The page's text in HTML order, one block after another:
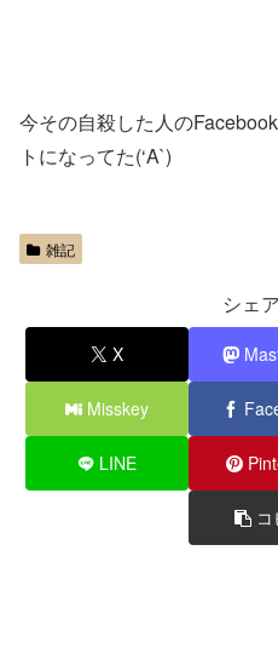
今その自殺した人の
トになってた(‘A`)
雑記
シェ
X
Misskey
LINE